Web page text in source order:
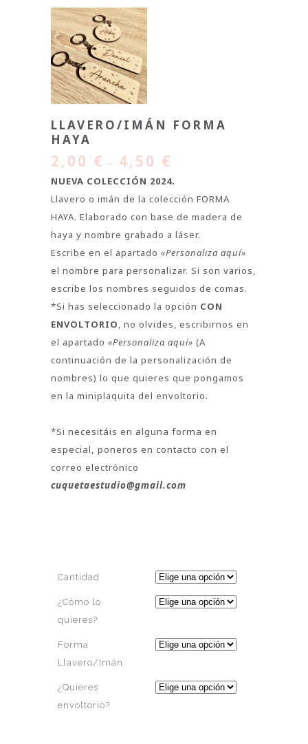
LLAVERO/IMÁN FORMA
HAYA
2,00 € – 4,50 €
NUEVA COLECCIÓN 2024.
Llavero o imán de la colección FORMA
HAYA. Elaborado con base de madera de
haya y nombre grabado a láser.
Escribe en el apartado «Personaliza aquí»
el nombre para personalizar. Si son varios,
escribe los nombres seguidos de comas.
*Si has seleccionado la opción CON
ENVOLTORIO, no olvides, escribirnos en
el apartado «Personaliza aquí» (A
continuación de la personalización de
nombres) lo que quieres que pongamos
en la miniplaquita del envoltorio.
*Si necesitáis en alguna forma en
especial, poneros en contacto con el
correo electrónico
cuquetaestudio@gmail.com
Cantidad
¿Cómo lo
quieres?
Forma
Llavero/Imán
¿Quieres
envoltorio?